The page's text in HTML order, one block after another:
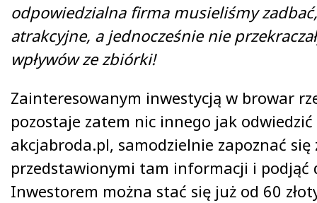
odpowiedzialna firma musieliśmy zadbać,
atrakcyjne, a jednocześnie nie
wpływów ze zbiórki!
Zainteresowanym inwestycją w browar
pozostaje zatem nic innego jak
akcjabroda.pl, samodzielnie zapoznać się
przedstawionymi tam informacji i podjąć
Inwestorem można stać się już od 60